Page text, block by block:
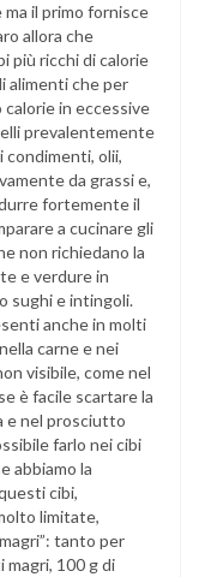
ma il primo fornisce
allora che
più ricchi di calorie
alimenti che per
in eccessive
prevalentemente
condimenti, olii,
da grassi e,
fortemente il
a cucinare gli
non richiedano la
e verdure in
sughi e intingoli.
anche in molti
carne e nei
visibile, come nel
è facile scartare la
e nel prosciutto
farlo nei cibi
abbiamo la
cibi,
limitate,
tanto per
100 g di